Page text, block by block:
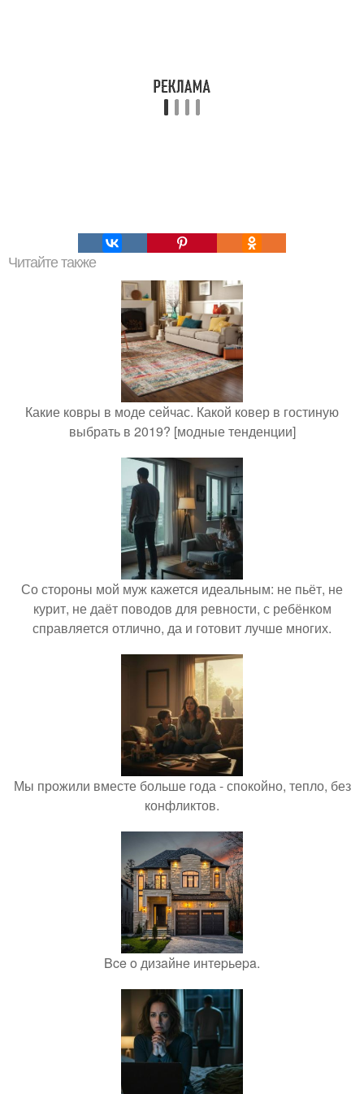
Читайте также
Какие ковры в моде сейчас. Какой ковер в гостиную
выбрать в 2019? [модные тенденции]
Со стороны мой муж кажется идеальным: не пьёт, не
курит, не даёт поводов для ревности, с ребёнком
справляется отлично, да и готовит лучше многих.
Мы прожили вместе больше года - спокойно, тепло, без
конфликтов.
Bce o дизaйнe интepьepa.